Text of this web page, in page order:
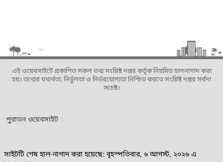
এই ওয়েবসাইটে প্রকাশিত সকল তথ্য সংশ্লিষ্ট দপ্তর কর্তৃক নিয়মিত হালনাগাদ করা
হয়। তথ্যের যথার্থতা, নির্ভুলতা ও নির্ভরযোগ্যতা নিশ্চিত করতে সংশ্লিষ্ট দপ্তর সর্বদা
সচেষ্ট।
পুরাতন ওয়েবসাইট
সাইটটি শেষ হাল-নাগাদ করা হয়েছে: বৃহস্পতিবার, ৬ আগস্ট, ২০২৬ এ